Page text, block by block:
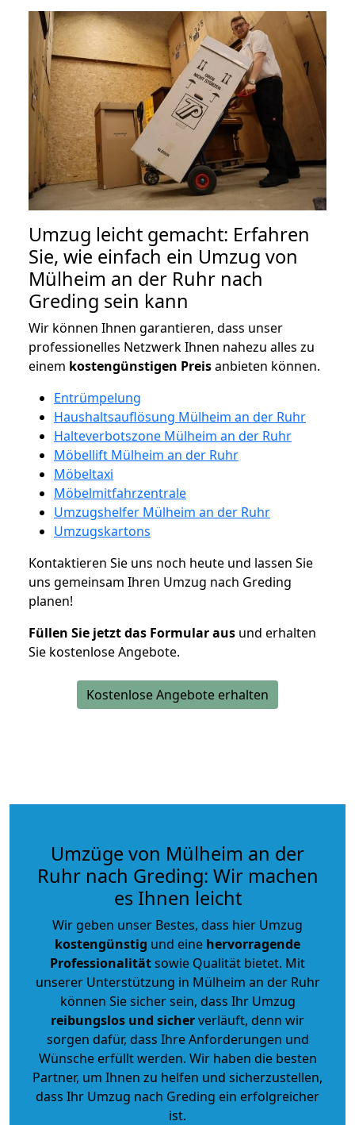
Umzug leicht gemacht: Erfahren
Sie, wie einfach ein Umzug von
Mülheim an der Ruhr nach
Greding sein kann
Wir können Ihnen garantieren, dass unser
professionelles Netzwerk Ihnen nahezu alles zu
einem kostengünstigen Preisanbieten können.
Entrümpelung
Haushaltsauflösung Mülheim an der Ruhr
Halteverbotszone Mülheim an der Ruhr
Möbellift Mülheim an der Ruhr
Möbeltaxi
Möbelmitfahrzentrale
Umzugshelfer Mülheim an der Ruhr
Umzugskartons
Kontaktieren Sie uns noch heute und lassen Sie
uns gemeinsam Ihren Umzug nach Greding
planen!
Füllen Sie jetzt das Formular aus und erhalten
Sie kostenlose Angebote.
Kostenlose Angebote erhalten
Umzüge von Mülheim an der
Ruhr nach Greding: Wir machen
es Ihnen leicht
Wir geben unser Bestes, dass hier Umzug
kostengünstig und eine hervorragende
Professionalitätsowie Qualität bietet. Mit
unserer Unterstützung in Mülheim an der Ruhr
können Sie sicher sein, dass Ihr Umzug
reibungslos und sicherverläuft, denn wir
sorgen dafür, dass Ihre Anforderungen und
Wünsche erfüllt werden. Wir haben die besten
Partner, um Ihnen zu helfen und sicherzustellen,
dass Ihr Umzug nach Greding ein erfolgreicher
ist.